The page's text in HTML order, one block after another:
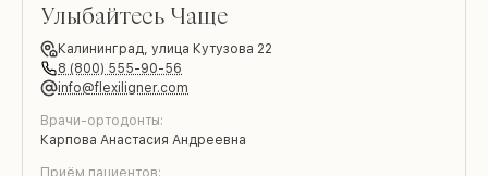
Улыбайтесь Чаще
Калининград, улица Кутузова 22
8 (800) 555-90-56
info@flexiligner.com
Врачи-ортодонты:
Карпова Анастасия Андреевна
Приём пациентов: